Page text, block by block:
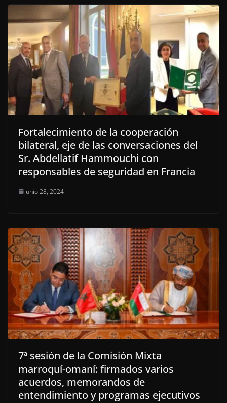
Fortalecimiento de la cooperación
bilateral, eje de las conversaciones del
Sr. Abdellatif Hammouchi con
responsables de seguridad en Francia
junio 28, 2024
7ª sesión de la Comisión Mixta
marroquí-omaní: firmados varios
acuerdos, memorandos de
entendimiento y programas ejecutivos